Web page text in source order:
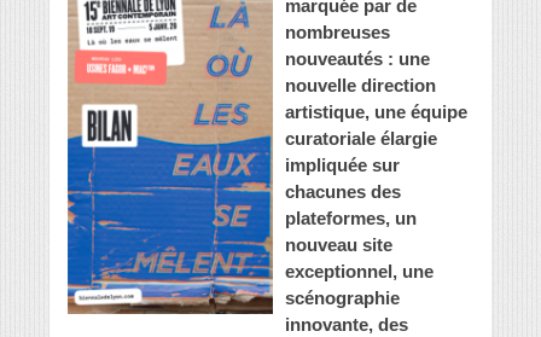
marquée par de
nombreuses
nouveautés : une
nouvelle direction
artistique, une équipe
curatoriale élargie
impliquée sur
chacunes des
plateformes, un
nouveau site
exceptionnel, une
scénographie
innovante, des